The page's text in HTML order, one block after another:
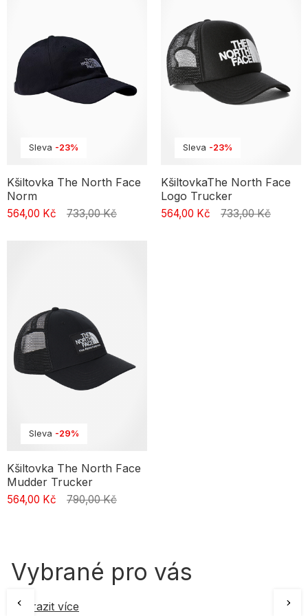
Sleva -23%
Kšiltovka The North Face
Norm
564,00 Kč 733,00 Kč
Sleva -23%
KšiltovkaThe North Face
Logo Trucker
564,00 Kč 733,00 Kč
Sleva -29%
Kšiltovka The North Face
Mudder Trucker
564,00 Kč 790,00 Kč
Vybrané pro vás
Zobrazit více